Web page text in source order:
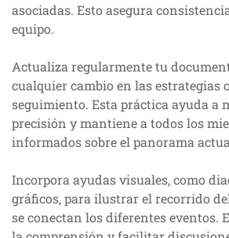
asociadas. Esto asegura
equipo.
Actualiza regularmente tu
cualquier cambio en las estrategias
seguimiento. Esta práctica ayuda a
precisión y mantiene a todos los
informados sobre el panorama
Incorpora ayudas visuales, como
gráficos, para ilustrar el recorrido
se conectan los diferentes eventos.